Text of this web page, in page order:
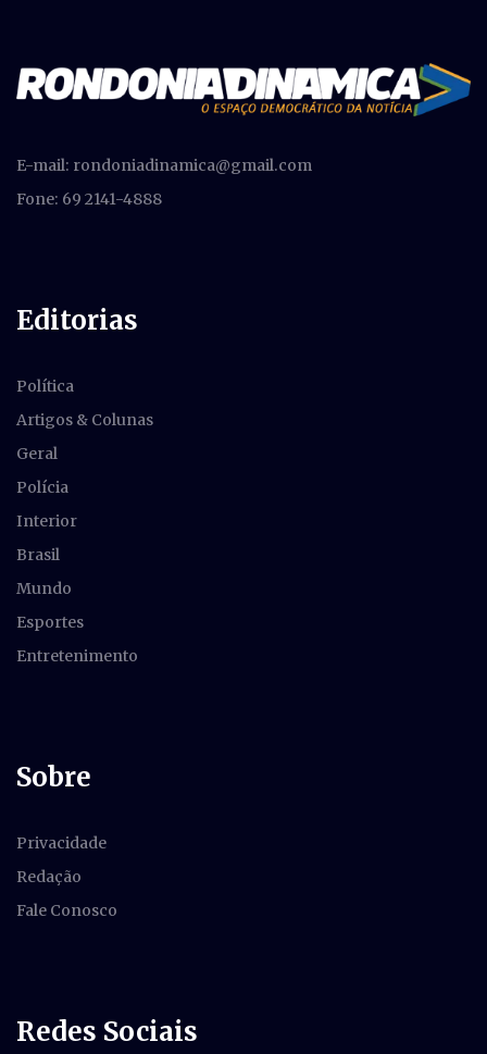
E-mail: rondoniadinamica@gmail.com
Fone: 69 2141-4888
Editorias
Política
Artigos & Colunas
Geral
Polícia
Interior
Brasil
Mundo
Esportes
Entretenimento
Sobre
Privacidade
Redação
Fale Conosco
Redes Sociais